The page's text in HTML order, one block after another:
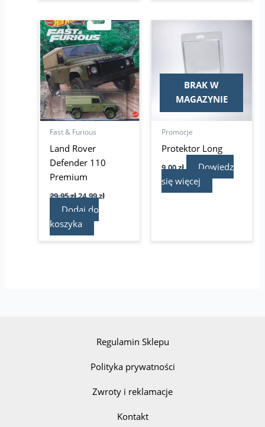
Fast & Furious
Land Rover
Defender 110
Premium
29,95zł
Pierwotna
cena
wynosiła:
29,95 zł.
24,99zł
Aktualna
cena
wynosi:
24,99 zł.
Dodaj do
koszyka
BRAK W
MAGAZYNIE
Promocje
Protektor Long
9,00zł
Dowiedz
się więcej
Regulamin Sklepu
Polityka prywatności
Zwroty i reklamacje
Kontakt